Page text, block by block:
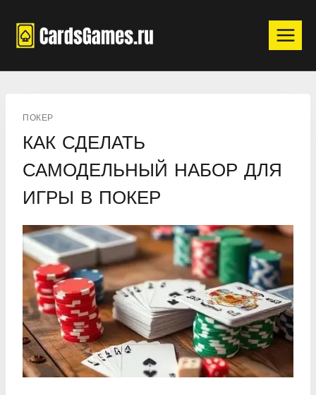
ПОКЕР
КАК СДЕЛАТЬ
САМОДЕЛЬНЫЙ НАБОР ДЛЯ
ИГРЫ В ПОКЕР